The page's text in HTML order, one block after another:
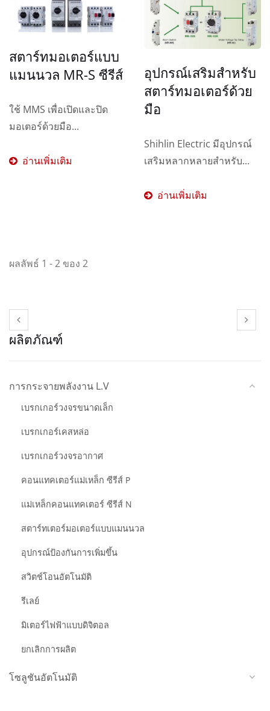
สตาร์ทมอเตอร์แบบ
แมนนวล MR-S ซีรีส์
ใช้ MMS เพื่อเปิดและปิด
มอเตอร์ด้วยมือ...
อ่านเพิ่มเติม
อุปกรณ์เสริมสำหรับ
สตาร์ทมอเตอร์ด้วย
มือ
Shihlin Electric มีอุปกรณ์
เสริมหลากหลายสำหรับ...
อ่านเพิ่มเติม
ผลลัพธ์ 1 - 2 ของ 2
ผลิตภัณฑ์
การกระจายพลังงาน L.V
เบรกเกอร์วงจรขนาดเล็ก
เบรกเกอร์เคสหล่อ
เบรกเกอร์วงจรอากาศ
คอนแทคเตอร์แม่เหล็ก ซีรีส์ P
แม่เหล็กคอนแทคเตอร์ ซีรีส์ N
สตาร์ทเตอร์มอเตอร์แบบแมนนวล
อุปกรณ์ป้องกันการเพิ่มขึ้น
สวิตช์โอนอัตโนมัติ
รีเลย์
มิเตอร์ไฟฟ้าแบบดิจิตอล
ยกเลิกการผลิต
โซลูชันอัตโนมัติ